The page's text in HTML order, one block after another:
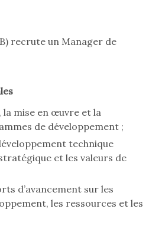
recrute un Manager de
la mise en œuvre et la
de développement ;
technique
et les valeurs de
d’avancement sur les
les ressources et les